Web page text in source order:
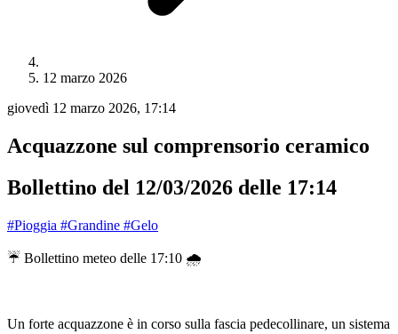
12 marzo 2026
giovedì 12 marzo 2026, 17:14
Acquazzone sul comprensorio ceramico
Bollettino del 12/03/2026 delle 17:14
#Pioggia #Grandine #Gelo
☔️ Bollettino meteo delle 17:10 🌧️
Un forte acquazzone è in corso sulla fascia pedecollinare, un sistema